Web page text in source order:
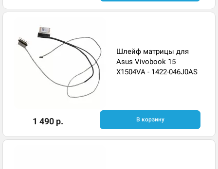
Шлейф матрицы для
Asus Vivobook 15
X1504VA - 1422-046J0AS
1 490 р. В корзину